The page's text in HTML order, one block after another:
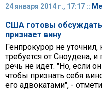
24 января 2014 г., 17:17 ::
США готовы обсуждать
признает вину
Генпрокурор не
требуется от Сноудена,
речь не идет. "Но, если
чтобы признать себя
его адвокатами", -